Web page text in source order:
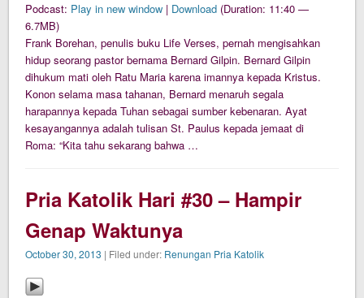
Podcast: Play in new window | Download (Duration: 11:40 —
6.7MB)
Frank Borehan, penulis buku Life Verses, pernah mengisahkan
hidup seorang pastor bernama Bernard Gilpin. Bernard Gilpin
dihukum mati oleh Ratu Maria karena imannya kepada Kristus.
Konon selama masa tahanan, Bernard menaruh segala
harapannya kepada Tuhan sebagai sumber kebenaran. Ayat
kesayangannya adalah tulisan St. Paulus kepada jemaat di
Roma: “Kita tahu sekarang bahwa …
Pria Katolik Hari #30 – Hampir
Genap Waktunya
October 30, 2013 | Filed under: Renungan Pria Katolik